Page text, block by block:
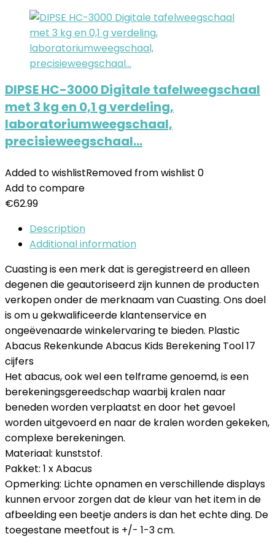
DIPSE HC-3000 Digitale tafelweegschaal
met 3 kg en 0,1 g verdeling,
laboratoriumweegschaal,
precisieweegschaal…
Added to wishlistRemoved from wishlist 0
Add to compare
€62.99
Description
Additional information
Cuasting is een merk dat is geregistreerd en alleen
degenen die geautoriseerd zijn kunnen de producten
verkopen onder de merknaam van Cuasting. Ons doel
is om u gekwalificeerde klantenservice en
ongeëvenaarde winkelervaring te bieden. Plastic
Abacus Rekenkunde Abacus Kids Berekening Tool 17
cijfers
Het abacus, ook wel een telframe genoemd, is een
berekeningsgereedschap waarbij kralen naar
beneden worden verplaatst en door het gevoel
worden uitgevoerd en naar de kralen worden gekeken,
complexe berekeningen.
Materiaal: kunststof.
Pakket: 1 x Abacus
Opmerking: Lichte opnamen en verschillende displays
kunnen ervoor zorgen dat de kleur van het item in de
afbeelding een beetje anders is dan het echte ding. De
toegestane meetfout is +/- 1-3 cm.